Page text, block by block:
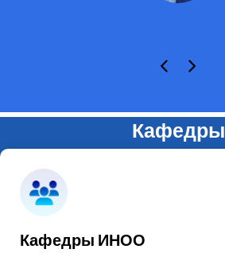
Кафедры
Кафедры ИНОО